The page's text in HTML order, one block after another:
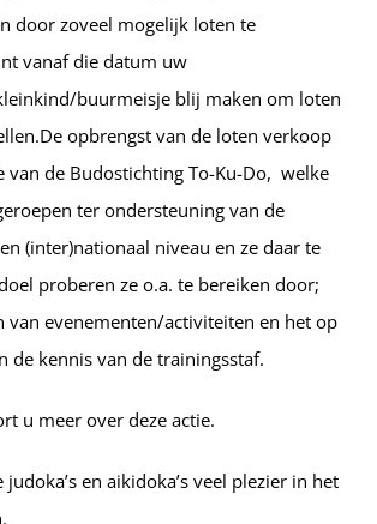
door zoveel mogelijk loten te
vanaf die datum uw
buurmeisje blij maken om loten
opbrengst van de loten verkoop
van de Budostichting To-Ku-Do, welke
ter ondersteuning van de
(inter)nationaal niveau en ze daar te
proberen ze o.a. te bereiken door;
van evenementen/activiteiten en het op
de kennis van de trainingsstaf.
u meer over deze actie.
judoka’s en aikidoka’s veel plezier in het